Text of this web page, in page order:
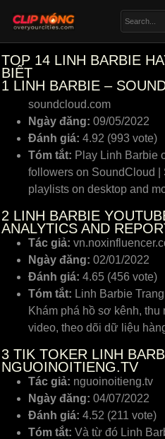
TOP 14 LINH BARBIE
BIẾT
1 LINH BARBIE –
soundcloud.com
Ngày đăng: 09/05/2022
Đánh giá: 4.92 (993 vote)
Tóm tắt: Play Linh Barbie
followers on SoundCloud |
playlists on desktop and
2 LINH BARBIE
ANALYTICS AND
Tác giả:
Ngày đăng: 02/01/2022
Đánh giá: 4.65 (456 vote)
Tóm tắt: Linh Barbie
Khám phá hồ sơ kênh,
video, theo dõi dữ liệu
3 TIK TOKER LINH
NGUOINOITIENG.TV
Tác giả: nguoinoitieng.tv
Ngày đăng: 04/07/2022
Đánh giá: 4.52 (211 vote)
Tóm tắt: Và từ đó Linh